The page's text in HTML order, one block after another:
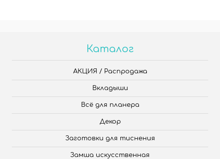
Каталог
АКЦИЯ / Распродажа
Вкладыши
Всё для планера
Декор
Заготовки для тиснения
Замша искусственная